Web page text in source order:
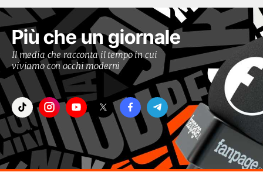
Più che un giornale
Il media che racconta il tempo in cui
viviamo con occhi moderni